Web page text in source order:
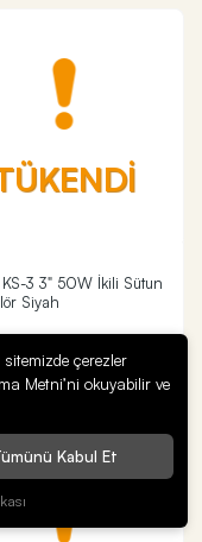
KS-3 3" 50W İkili Sütun
Siyah
çerezler
Metni’ni okuyabilir ve
Kabul Et